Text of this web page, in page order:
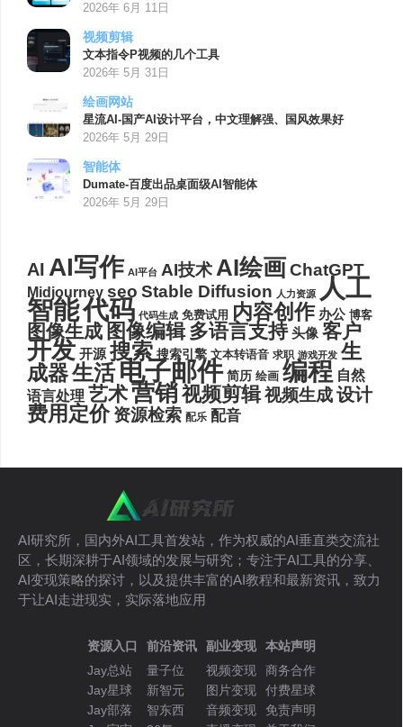
2026年 6月 11日
视频剪辑
文本指令P视频的几个工具
2026年 5月 31日
绘画网站
星流AI-国产AI设计平台，中文理解强、国风效果好
2026年 5月 29日
智能体
Dumate-百度出品桌面级AI智能体
2026年 5月 29日
AI AI写作 AI平台 AI技术AI绘画ChatGPT
Midjourney seo Stable Diffusion 人力资源 人工
智能代码 代码生成 免费试用 内容创作 办公 博客
图像生成 图像编辑 多语言支持 头像 客户
开发 开源 搜索 搜索引擎 文本转语音 求职 游戏开发 生
成器生活电子邮件 简历 绘画 编程 自然
语言处理 艺术营销视频剪辑视频生成设计
费用定价 资源检索 配乐 配音
AI研究所，国内外AI工具首发站，作为权威的AI垂直类交流社
区，长期深耕于AI领域的发展与研究；专注于AI工具的分享、
AI变现策略的探讨，以及提供丰富的AI教程和最新资讯，致力
于让AI走进现实，实际落地应用
资源入口
Jay总站
Jay星球
Jay部落
前沿资讯
量子位
新智元
智东西
副业变现
视频变现
图片变现
音频变现
本站声明
商务合作
付费星球
免责声明